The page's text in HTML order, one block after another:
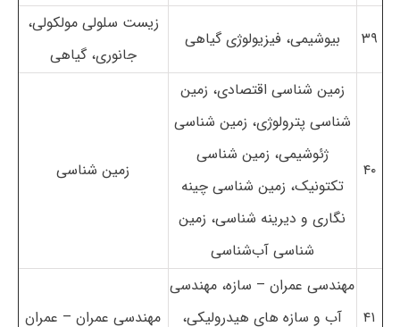
۳۹ بیوشیمی، فیزیولوژی گیاهی
زیست سلولی مولکولی،
جانوری، گیاهی
۴۰
زمین شناسی اقتصادی، زمین
شناسی پترولوژی، زمین شناسی
ژئوشیمی، زمین شناسی
تکتونیک، زمین شناسی چینه
نگاری و دیرینه شناسی، زمین
شناسی آب‌شناسی
زمین شناسی
۴۱
مهندسی عمران – سازه، مهندسی
آب و سازه های هیدرولیکی،
مهندسی عمران – عمران